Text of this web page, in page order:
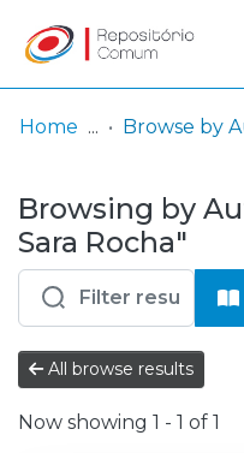
& Collections
Browse repository
Entities
Log
In
(current)
Home Browse by
Browsing by
Sara Rocha"
All browse results
Now showing 1 - 1 of 1